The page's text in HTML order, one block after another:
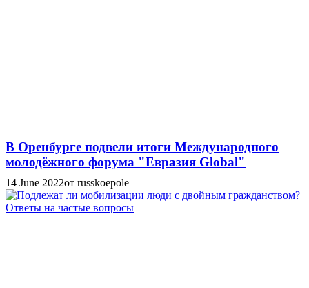
В Оренбурге подвели итоги Международного
молодёжного форума "Евразия Global"
14 June 2022от russkoepole